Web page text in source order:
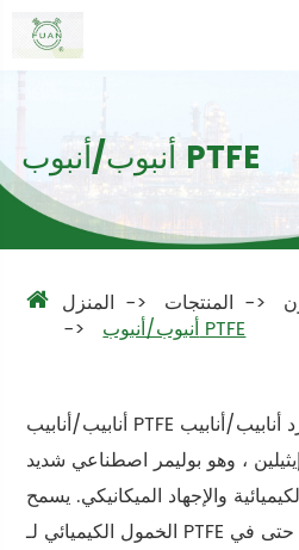
أنبوب/أنبوب PTFE
المنزل المنتجات
أنبوب/أنبوب PTFE
أنابيب/أنابيب PTFE من مورد أنابيب/أنابيب PTFE مصنوعة من
، وهو بوليمر اصطناعي شديد
والإجهاد الميكانيكي. يسمح
الخمول الكيميائي لـ PTFE بالحفاظ على خصائصه حتى في